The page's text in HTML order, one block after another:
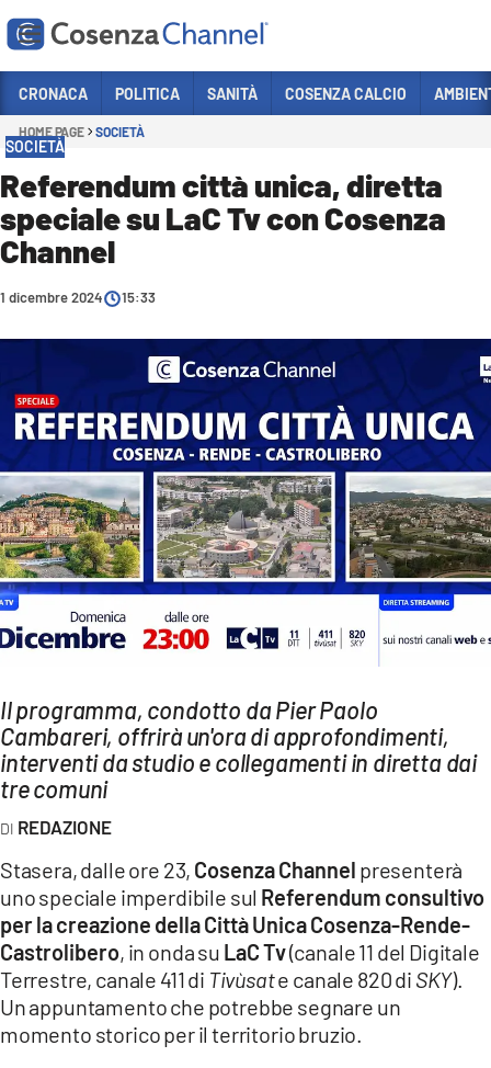
Sezioni
POLITICA
COSENZA CALCIO
ECONOMIA E LAVORO
SPORT
CULTURA
AMBIENTE
Streaming
LAC TV
LAC NETWORK
LaC
Network
LACPLAY.IT
LACTV.IT
LACONAIR.IT
LACITYMAG.IT
ILREGGINO.IT
COSENZACHANNEL.IT
ILVIBONESE.IT
CRONACA POLITICA SANITÀ COSENZA CALCIO
HOME PAGE SOCIETÀ
SOCIETÀ
Referendum città unica, diretta
speciale su LaC Tv con Cosenza
Channel
1 dicembre 2024 15:33
Il programma, condotto da Pier Paolo
Cambareri, offrirà un'ora di approfondimenti,
interventi da studio e collegamenti in diretta dai
tre comuni
REDAZIONE
Stasera, dalle ore 23, Cosenza Channel presenterà
uno speciale imperdibile sul Referendum consultivo
per la creazione della Città Unica Cosenza-Rende-
Castrolibero, in onda su LaC Tv(canale 11 del Digitale
Terrestre, canale 411 di Tivùsate canale 820 di SKY).
Un appuntamento che potrebbe segnare un
momento storico per il territorio bruzio.